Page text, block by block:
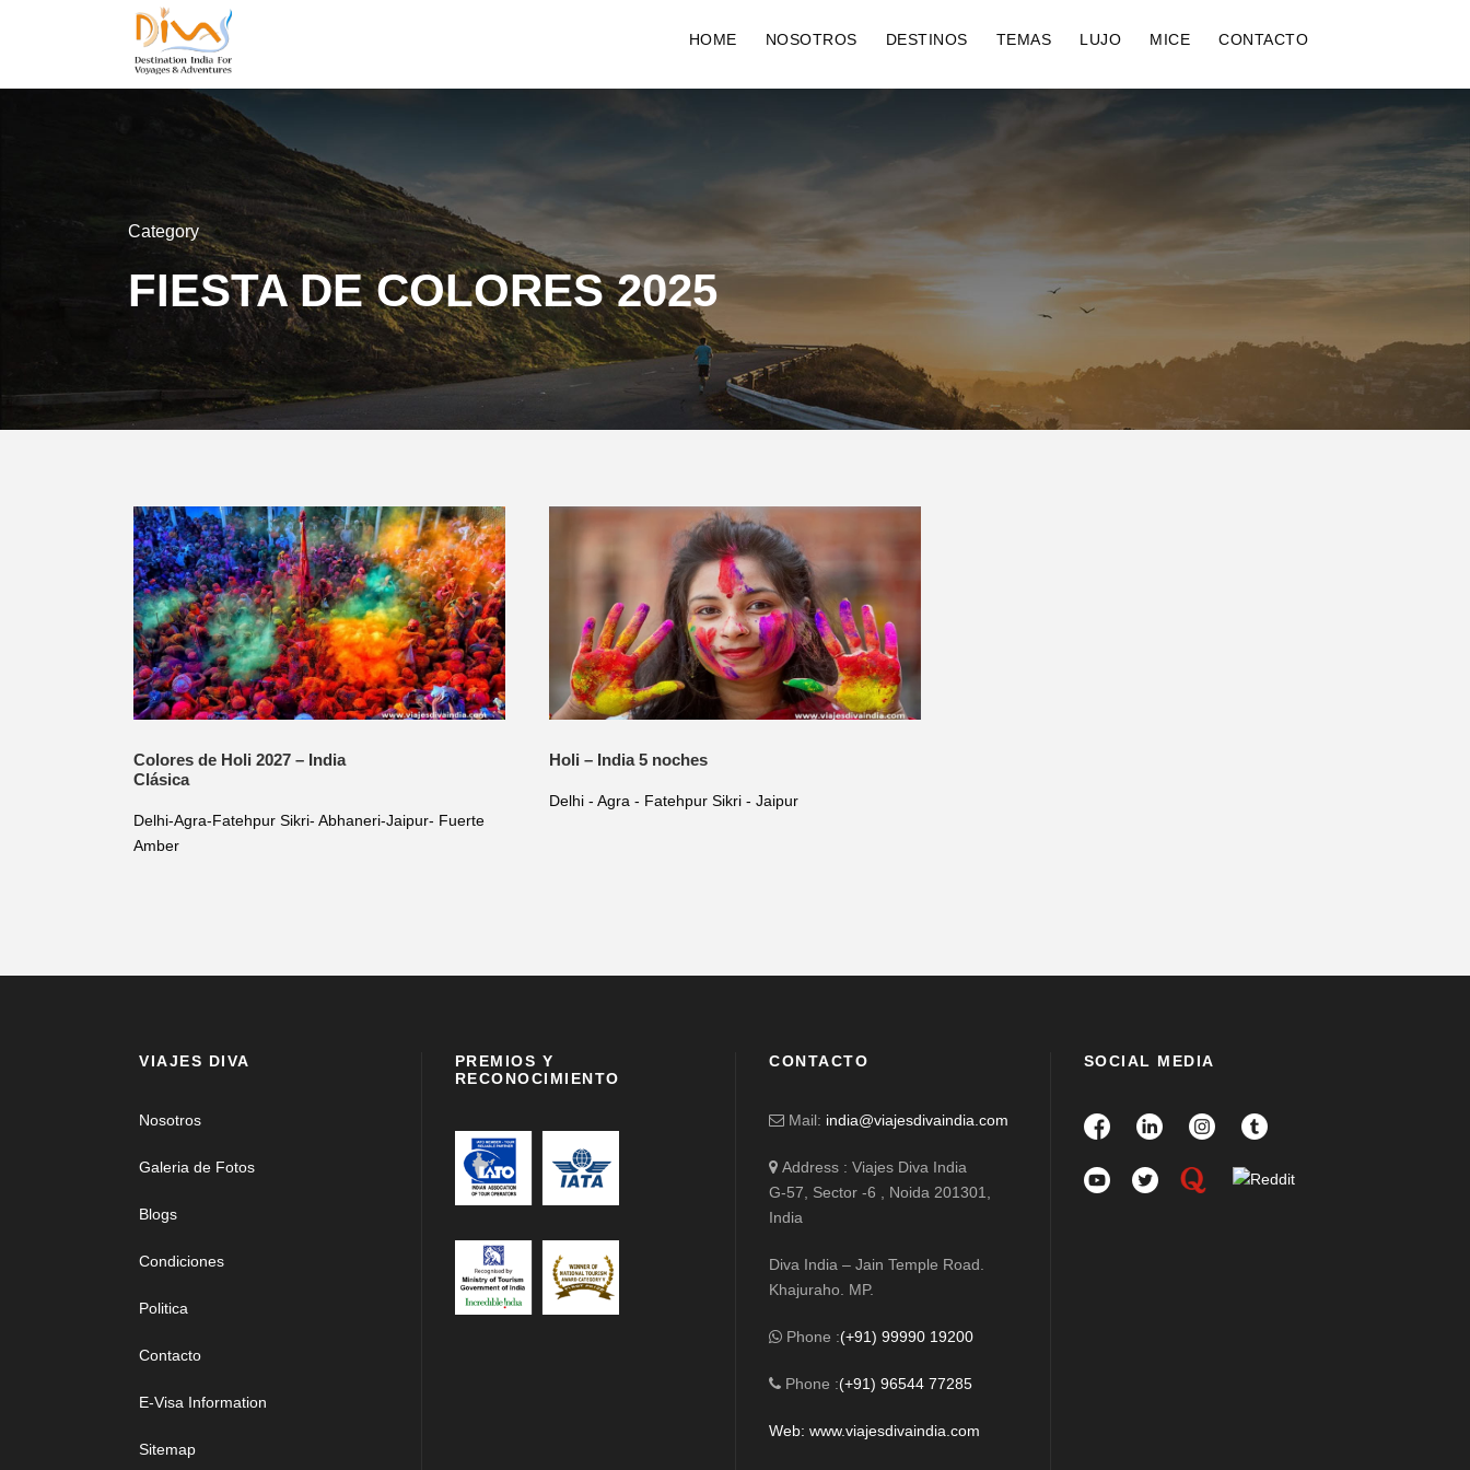
HOME NOSOTROS DESTINOS TEMAS LUJO MICE CONTACTO
Category
FIESTA DE COLORES 2025
Colores de Holi 2027 – India
Clásica
Delhi-Agra-Fatehpur Sikri- Abhaneri-Jaipur- Fuerte
Amber
Holi – India 5 noches
Delhi - Agra - Fatehpur Sikri - Jaipur
VIAJES DIVA
Nosotros
Galeria de Fotos
Blogs
Condiciones
Politica
Contacto
E-Visa Information
Sitemap
PREMIOS Y
RECONOCIMIENTO
CONTACTO
Mail: india@viajesdivaindia.com
Address : Viajes Diva India
G-57, Sector -6 , Noida 201301,
India
Diva India – Jain Temple Road.
Khajuraho. MP.
Phone :(+91) 99990 19200
Phone :(+91) 96544 77285
Web: www.viajesdivaindia.com
SOCIAL MEDIA